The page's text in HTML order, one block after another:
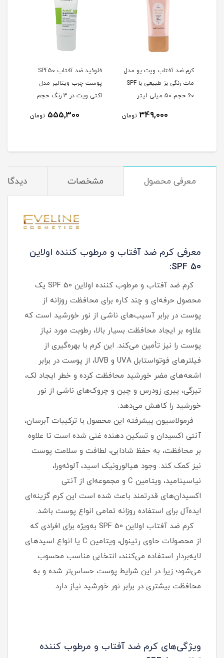
کرم ضد آفتاب ویت یو مدل
مات رنگی بژ طبیعی با SPF
60 حجم 50 میلی لیتر
349,000 تومان
فلوئید ضد آفتاب SPF50
پوست چرب ویتالیر مدل
اکتی ویت در 3 رنگ حجم
555,300 تومان
معرفی محصول مشخصات
معرفی کرم ضد آفتاب و مرطوب کننده اولاین
SPF 50:
کرم ضد آفتاب و مرطوب کننده اولاین SPF 50 یک
محصول حرفه‌ای و چند کاره برای محافظت روزانه از
پوست در برابر آسیب‌های ناشی از نور خورشید است که
علاوه بر ایجاد محافظت بسیار بالا، رطوبت مورد نیاز
پوست را نیز تأمین می‌کند. این کرم با بهره‌گیری از
فیلترهای فوتواستابل UVA و UVB، از پوست در برابر
اشعه‌های مضر خورشید محافظت کرده و خطر ایجاد لک،
تیرگی، پیری زودرس و چین‌ و چروک‌های ناشی از نور
خورشید را کاهش می‌دهد.
فرمولاسیون پیشرفته این محصول با ترکیبات آبرسان،
آنتی‌ اکسیدان و تسکین‌ دهنده غنی شده است تا علاوه
بر محافظت، به حفظ شادابی، لطافت و سلامت پوست
نیز کمک کند. وجود هیالورونیک اسید، آلوئه‌ورا،
نیاسینامید، ویتامین C و مجموعه‌ای از آنتی‌
اکسیدان‌های قدرتمند باعث شده است این کرم گزینه‌ای
ایده‌آل برای استفاده روزانه تمامی انواع پوست باشد.
کرم ضد آفتاب اولاین SPF 50 به‌ویژه برای افرادی که
از محصولات حاوی رتینول، ویتامین C یا انواع اسیدهای
لایه‌بردار استفاده می‌کنند، انتخابی مناسب محسوب
می‌شود؛ زیرا در این شرایط پوست حساس‌تر شده و به
محافظت بیشتری در برابر نور خورشید نیاز دارد.
ویژگی‌های کرم ضد آفتاب و مرطوب کننده